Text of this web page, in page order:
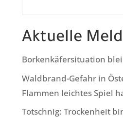
Aktuelle
Borkenkäfersituation
Waldbrand-Gefahr in
Flammen leichtes Spiel
Totschnig: Trockenheit